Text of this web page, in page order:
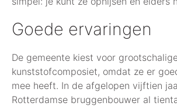
Goede ervaringen
De gemeente kiest voor
kunststofcomposiet, omdat ze er
mee heeft. In de afgelopen vijftien
Rotterdamse bruggenbouwer al